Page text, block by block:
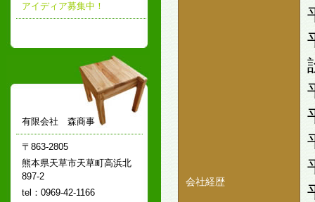
アイディア募集中！
有限会社 森商事
〒863-2805
熊本県天草市天草町高浜北
897-2
tel：0969-42-1166
会社経歴